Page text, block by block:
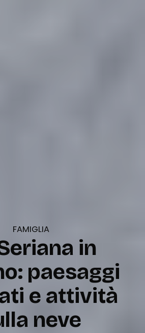
FAMIGLIA
in
paesaggi
e attività
neve